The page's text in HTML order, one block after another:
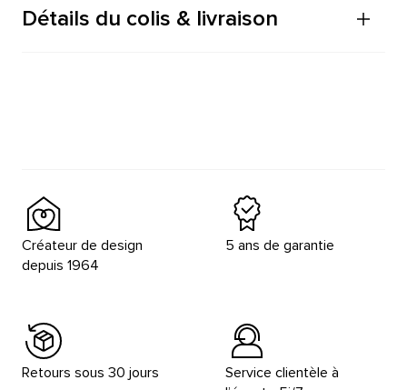
Détails du colis & livraison
Créateur de design
depuis 1964
5 ans de garantie
Retours sous 30 jours
Service clientèle à